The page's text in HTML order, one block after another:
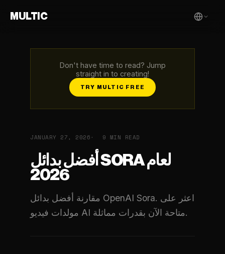
MULTIC
Don't have time to read? Jump
straight in to creating!
TRY MULTIC FREE
JANUARY 27, 2026 9 MIN READ
أفضل بدائل SORA لعام
2026
مقارنة أفضل بدائل OpenAI Sora. اعثر على
مولدات فيديو AI متاحة الآن بقدرات مماثلة.